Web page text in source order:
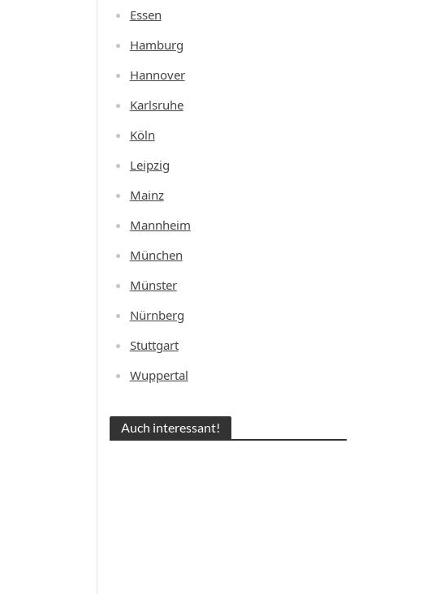
Essen
Hamburg
Hannover
Karlsruhe
Köln
Leipzig
Mainz
Mannheim
München
Münster
Nürnberg
Stuttgart
Wuppertal
Auch interessant!